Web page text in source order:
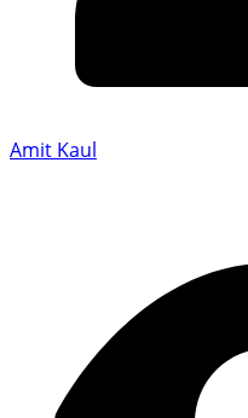
Amit Kaul